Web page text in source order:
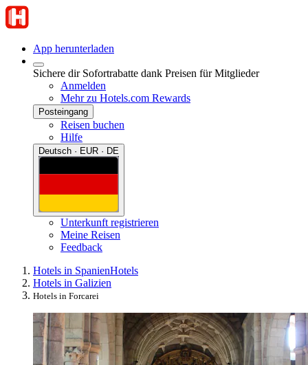
App herunterladen
Sichere dir Sofortrabatte dank Preisen für Mitglieder
Anmelden
Mehr zu Hotels.com Rewards
Posteingang
Reisen buchen
Hilfe
Deutsch · EUR · DE
Unterkunft registrieren
Meine Reisen
Feedback
Hotels in SpanienHotels
Hotels in Galizien
Hotels in Forcarei